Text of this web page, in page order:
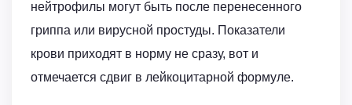
нейтрофилы могут быть после перенесенного
гриппа или вирусной простуды. Показатели
крови приходят в норму не сразу, вот и
отмечается сдвиг в лейкоцитарной формуле.